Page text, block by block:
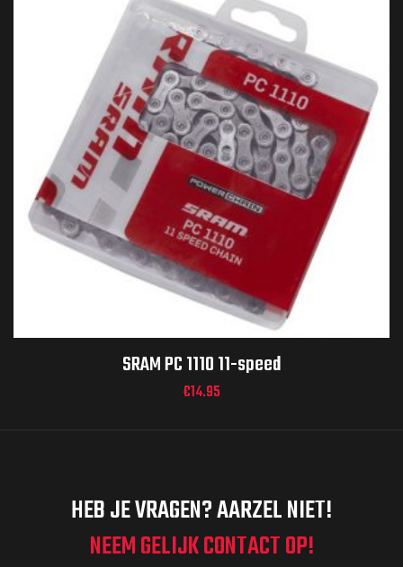
SRAM PC 1110 11-speed
€14.95
HEB JE VRAGEN? AARZEL NIET!
NEEM GELIJK CONTACT OP!